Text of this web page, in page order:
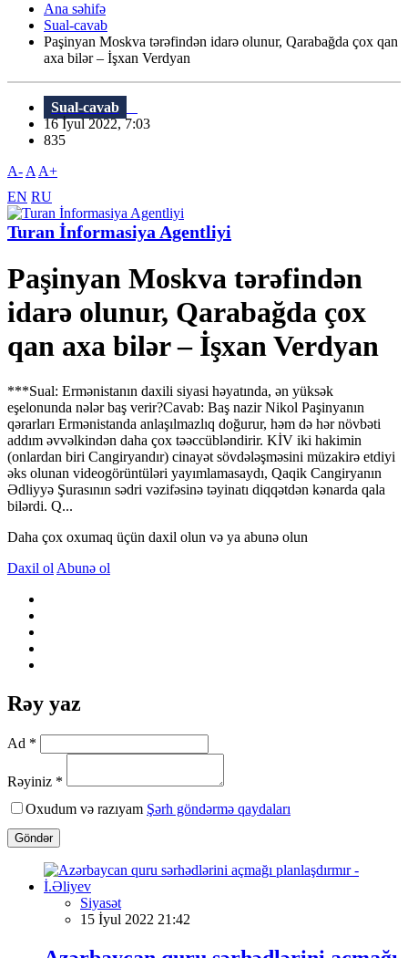
Ana səhifə
Sual-cavab
Paşinyan Moskva tərəfindən idarə olunur, Qarabağda çox qan
axa bilər – İşxan Verdyan
Sual-cavab
16 İyul 2022, 7:03
835
A- A A+
EN RU
Turan İnformasiya Agentliyi
Paşinyan Moskva tərəfindən
idarə olunur, Qarabağda çox
qan axa bilər – İşxan Verdyan
***Sual: Ermənistanın daxili siyasi həyatında, ən yüksək
eşelonunda nələr baş verir?Cavab: Baş nazir Nikol Paşinyanın
qərarları Ermənistanda anlaşılmazlıq doğurur, həm də hər növbəti
addım əvvəlkindən daha çox təəccübləndirir. KİV iki hakimin
(onlardan biri Cangiryandır) cinayət sövdələşməsini müzakirə etdiyi
əks olunan videogörüntüləri yayımlamasaydı, Qaqik Cangiryanın
Ədliyyə Şurasının sədri vəzifəsinə təyinatı diqqətdən kənarda qala
bilərdi. Q...
Daha çox oxumaq üçün daxil olun və ya abunə olun
Daxil ol Abunə ol
Rəy yaz
Ad *
Rəyiniz *
Oxudum və razıyam Şərh göndərmə qaydaları
Göndər
Siyasət
15 İyul 2022 21:42